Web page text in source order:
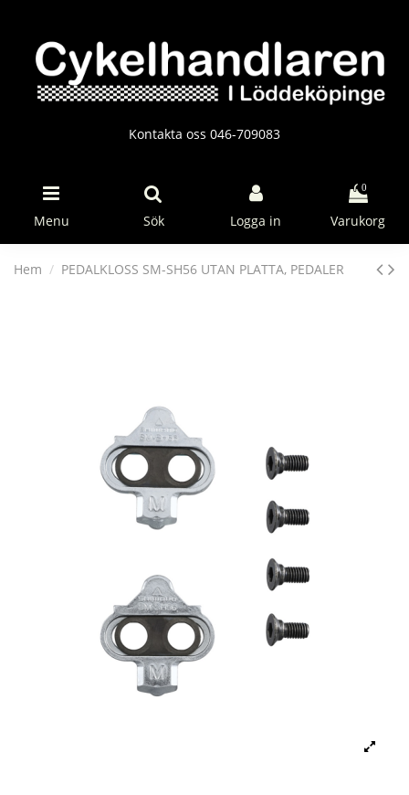
Kontakta oss 046-709083
Menu Sök Logga in
0
Varukorg
Hem PEDALKLOSS SM-SH56 UTAN PLATTA, PEDALER